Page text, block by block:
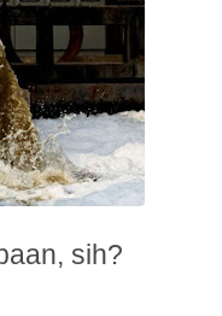
sih?